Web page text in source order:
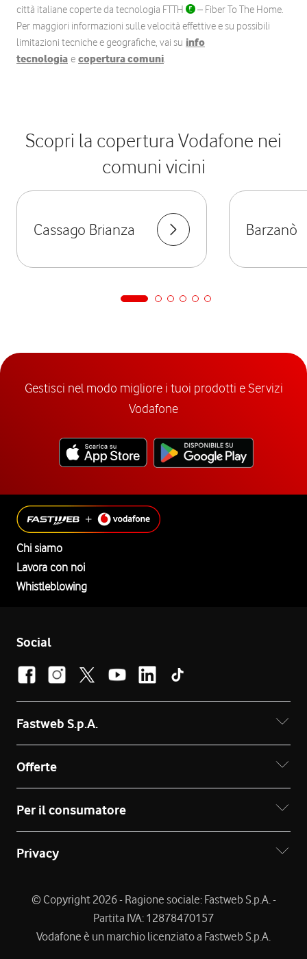
città italiane coperte da tecnologia FTTH
– Fiber To The Home.
Per maggiori informazioni sulle velocità effettive e su possibili
limitazioni tecniche e geografiche, vai su info
tecnologia e copertura comuni.
Scopri la copertura Vodafone nei
comuni vicini
Cassago Brianza Barzanò
Gestisci nel modo migliore i tuoi prodotti e Servizi
Vodafone
Chi siamo
Lavora con noi
Whistleblowing
Social
Fastweb S.p.A.
Offerte
Per il consumatore
Privacy
© Copyright 2026 - Ragione sociale: Fastweb S.p.A. -
Partita IVA: 12878470157
Vodafone è un marchio licenziato a Fastweb S.p.A.